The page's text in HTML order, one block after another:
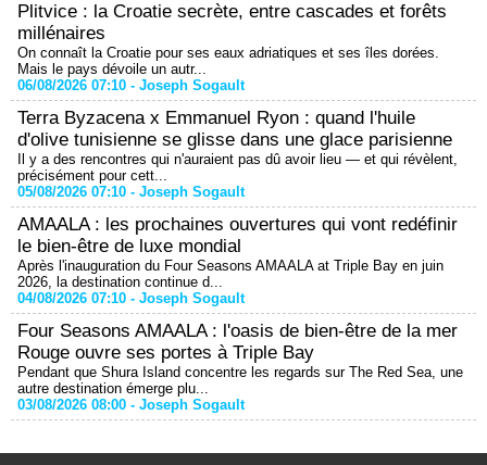
Plitvice : la Croatie secrète, entre cascades et forêts
millénaires
On connaît la Croatie pour ses eaux adriatiques et ses îles dorées.
Mais le pays dévoile un autr...
06/08/2026 07:10 - Joseph Sogault
Terra Byzacena x Emmanuel Ryon : quand l'huile
d'olive tunisienne se glisse dans une glace parisienne
Il y a des rencontres qui n'auraient pas dû avoir lieu — et qui révèlent,
précisément pour cett...
05/08/2026 07:10 - Joseph Sogault
AMAALA : les prochaines ouvertures qui vont redéfinir
le bien-être de luxe mondial
Après l'inauguration du Four Seasons AMAALA at Triple Bay en juin
2026, la destination continue d...
04/08/2026 07:10 - Joseph Sogault
Four Seasons AMAALA : l'oasis de bien-être de la mer
Rouge ouvre ses portes à Triple Bay
Pendant que Shura Island concentre les regards sur The Red Sea, une
autre destination émerge plu...
03/08/2026 08:00 - Joseph Sogault